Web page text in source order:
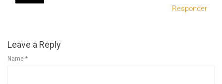
Responder
Leave a Reply
Name *